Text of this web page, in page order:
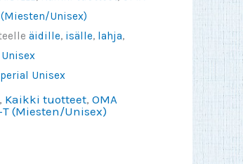
(Miesten/Unisex)
äidille, isälle, lahja,
Unisex
Unisex
, Kaikki tuotteet, OMA
T (Miesten/Unisex)